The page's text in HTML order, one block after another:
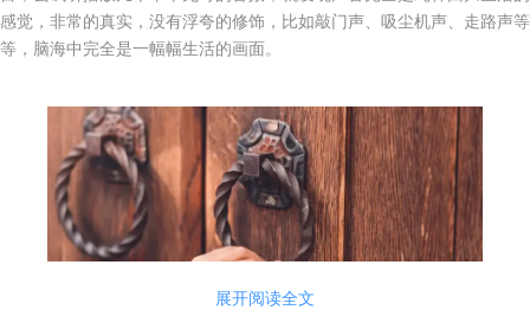
感觉，非常的真实，没有浮夸的修饰，比如敲门声、吸尘机声、走路声等
等，脑海中完全是一幅幅生活的画面。
展开阅读全文